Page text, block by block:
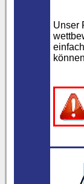
Unser